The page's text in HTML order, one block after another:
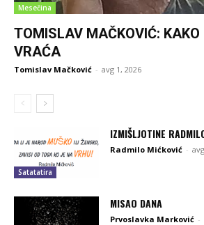
Mesečina
TOMISLAV MAČKOVIĆ: KAKO
VRAĆA
Tomislav Mačković - avg 1, 2026
Satatatira
IZMIŠLJOTINE
Radmilo Mićković -
MISAO DANA
Prvoslavka Marković -